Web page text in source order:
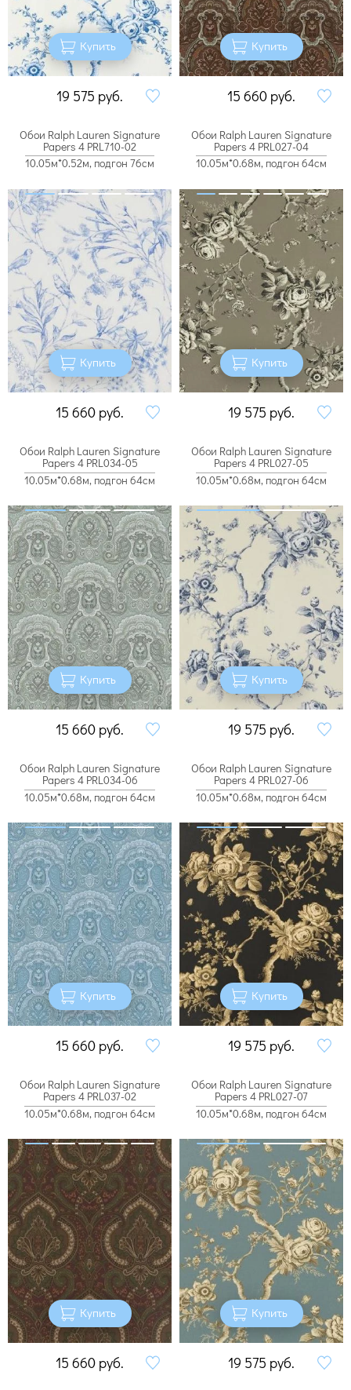
Купить
19 575 руб.
Купить
15 660 руб.
Обои Ralph Lauren Signature
Papers 4 PRL710-02
10.05м*0.52м, подгон 76см
Купить
15 660 руб.
Обои Ralph Lauren Signature
Papers 4 PRL027-04
10.05м*0.68м, подгон 64см
Купить
19 575 руб.
Обои Ralph Lauren Signature
Papers 4 PRL034-05
10.05м*0.68м, подгон 64см
Купить
15 660 руб.
Обои Ralph Lauren Signature
Papers 4 PRL027-05
10.05м*0.68м, подгон 64см
Купить
19 575 руб.
Обои Ralph Lauren Signature
Papers 4 PRL034-06
10.05м*0.68м, подгон 64см
Купить
15 660 руб.
Обои Ralph Lauren Signature
Papers 4 PRL027-06
10.05м*0.68м, подгон 64см
Купить
19 575 руб.
Обои Ralph Lauren Signature
Papers 4 PRL037-02
10.05м*0.68м, подгон 64см
Купить
15 660 руб.
Обои Ralph Lauren Signature
Papers 4 PRL027-07
10.05м*0.68м, подгон 64см
Купить
19 575 руб.